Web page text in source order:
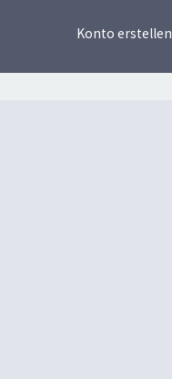
Konto erstellen